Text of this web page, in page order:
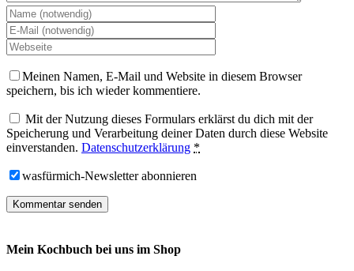
Meinen Namen, E-Mail und Website in diesem Browser
speichern, bis ich wieder kommentiere.
Mit der Nutzung dieses Formulars erklärst du dich mit der
Speicherung und Verarbeitung deiner Daten durch diese Website
einverstanden. Datenschutzerklärung *
wasfürmich-Newsletter abonnieren
Mein Kochbuch bei uns im Shop